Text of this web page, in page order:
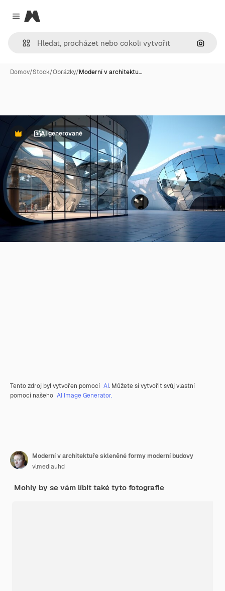
Close menu
Magnific
Hledat
Domov/Stock/Obrázky/Moderní v architektu…
PremiumAI generované
Tento zdroj byl vytvořen pomocí AI. Můžete si vytvořit svůj vlastní
pomocí našeho AI Image Generator.
Moderní v architektuře skleněné formy moderní budovy
vlmediauhd
Mohly by se vám líbit také tyto fotografie